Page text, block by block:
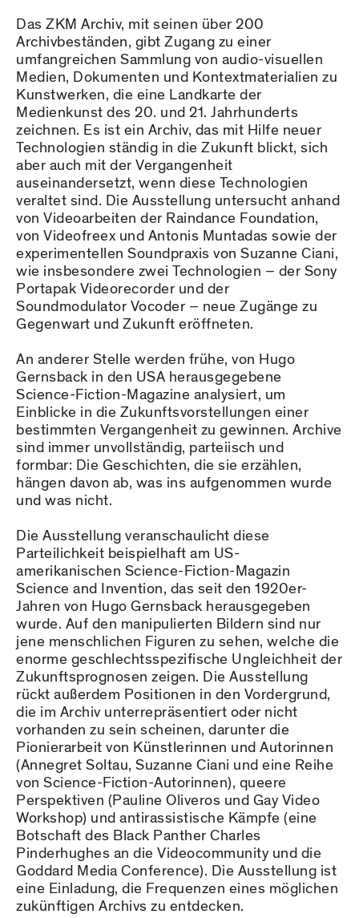
Das ZKM Archiv, mit seinen über 200
Archivbeständen, gibt Zugang zu einer
umfangreichen Sammlung von audio-visuellen
Medien, Dokumenten und Kontextmaterialien zu
Kunstwerken, die eine Landkarte der
Medienkunst des 20. und 21. Jahrhunderts
zeichnen. Es ist ein Archiv, das mit Hilfe neuer
Technologien ständig in die Zukunft blickt, sich
aber auch mit der Vergangenheit
auseinandersetzt, wenn diese Technologien
veraltet sind. Die Ausstellung untersucht anhand
von Videoarbeiten der Raindance Foundation,
von Videofreex und Antonis Muntadas sowie der
experimentellen Soundpraxis von Suzanne Ciani,
wie insbesondere zwei Technologien – der Sony
Portapak Videorecorder und der
Soundmodulator Vocoder – neue Zugänge zu
Gegenwart und Zukunft eröffneten.
An anderer Stelle werden frühe, von Hugo
Gernsback in den USA herausgegebene
Science-Fiction-Magazine analysiert, um
Einblicke in die Zukunftsvorstellungen einer
bestimmten Vergangenheit zu gewinnen. Archive
sind immer unvollständig, parteiisch und
formbar: Die Geschichten, die sie erzählen,
hängen davon ab, was ins aufgenommen wurde
und was nicht.
Die Ausstellung veranschaulicht diese
Parteilichkeit beispielhaft am US-
amerikanischen Science-Fiction-Magazin
Science and Invention, das seit den 1920er-
Jahren von Hugo Gernsback herausgegeben
wurde. Auf den manipulierten Bildern sind nur
jene menschlichen Figuren zu sehen, welche die
enorme geschlechtsspezifische Ungleichheit der
Zukunftsprognosen zeigen. Die Ausstellung
rückt außerdem Positionen in den Vordergrund,
die im Archiv unterrepräsentiert oder nicht
vorhanden zu sein scheinen, darunter die
Pionierarbeit von Künstlerinnen und Autorinnen
(Annegret Soltau, Suzanne Ciani und eine Reihe
von Science-Fiction-Autorinnen), queere
Perspektiven (Pauline Oliveros und Gay Video
Workshop) und antirassistische Kämpfe (eine
Botschaft des Black Panther Charles
Pinderhughes an die Videocommunity und die
Goddard Media Conference). Die Ausstellung ist
eine Einladung, die Frequenzen eines möglichen
zukünftigen Archivs zu entdecken.